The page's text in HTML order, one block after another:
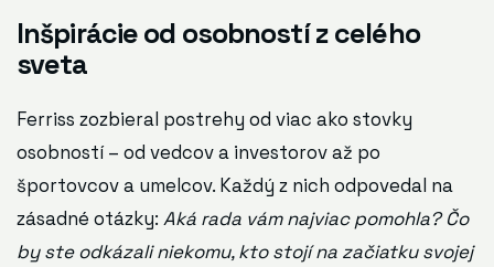
Inšpirácie od osobností z celého
sveta
Ferriss zozbieral postrehy od viac ako stovky
osobností – od vedcov a investorov až po
športovcov a umelcov. Každý z nich odpovedal na
zásadné otázky: Aká rada vám najviac pomohla? Čo
by ste odkázali niekomu, kto stojí na začiatku svojej